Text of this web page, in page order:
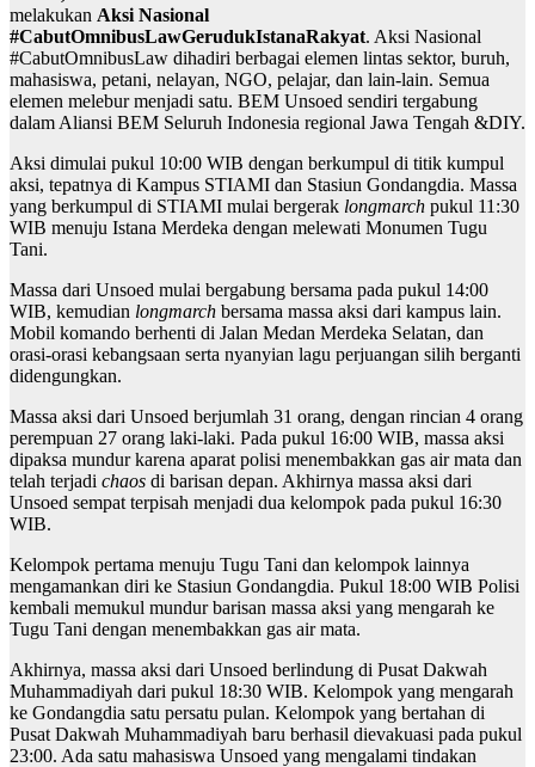
melakukan Aksi Nasional
#CabutOmnibusLawGerudukIstanaRakyat. Aksi Nasional
#CabutOmnibusLaw dihadiri berbagai elemen lintas sektor, buruh,
mahasiswa, petani, nelayan, NGO, pelajar, dan lain-lain. Semua
elemen melebur menjadi satu. BEM Unsoed sendiri tergabung
dalam Aliansi BEM Seluruh Indonesia regional Jawa Tengah &DIY.
Aksi dimulai pukul 10:00 WIB dengan berkumpul di titik kumpul
aksi, tepatnya di Kampus STIAMI dan Stasiun Gondangdia. Massa
yang berkumpul di STIAMI mulai bergerak longmarch pukul 11:30
WIB menuju Istana Merdeka dengan melewati Monumen Tugu
Tani.
Massa dari Unsoed mulai bergabung bersama pada pukul 14:00
WIB, kemudian longmarch bersama massa aksi dari kampus lain.
Mobil komando berhenti di Jalan Medan Merdeka Selatan, dan
orasi-orasi kebangsaan serta nyanyian lagu perjuangan silih berganti
didengungkan.
Massa aksi dari Unsoed berjumlah 31 orang, dengan rincian 4 orang
perempuan 27 orang laki-laki. Pada pukul 16:00 WIB, massa aksi
dipaksa mundur karena aparat polisi menembakkan gas air mata dan
telah terjadi chaos di barisan depan. Akhirnya massa aksi dari
Unsoed sempat terpisah menjadi dua kelompok pada pukul 16:30
WIB.
Kelompok pertama menuju Tugu Tani dan kelompok lainnya
mengamankan diri ke Stasiun Gondangdia. Pukul 18:00 WIB Polisi
kembali memukul mundur barisan massa aksi yang mengarah ke
Tugu Tani dengan menembakkan gas air mata.
Akhirnya, massa aksi dari Unsoed berlindung di Pusat Dakwah
Muhammadiyah dari pukul 18:30 WIB. Kelompok yang mengarah
ke Gondangdia satu persatu pulan. Kelompok yang bertahan di
Pusat Dakwah Muhammadiyah baru berhasil dievakuasi pada pukul
23:00. Ada satu mahasiswa Unsoed yang mengalami tindakan